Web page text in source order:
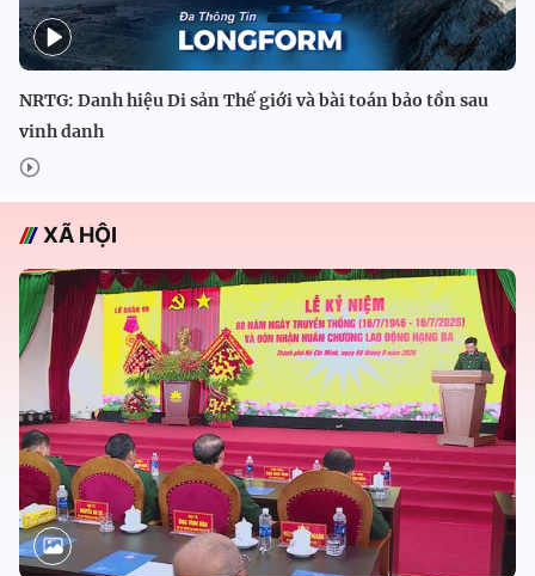
NRTG: Danh hiệu Di sản Thế giới và bài toán bảo tồn sau
vinh danh
XÃ HỘI